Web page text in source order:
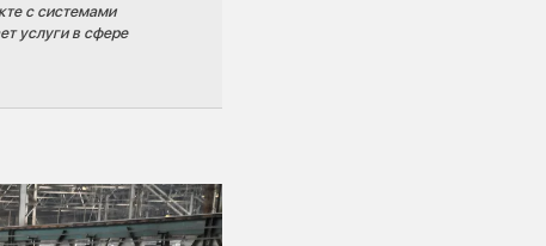
с системами
услуги в сфере